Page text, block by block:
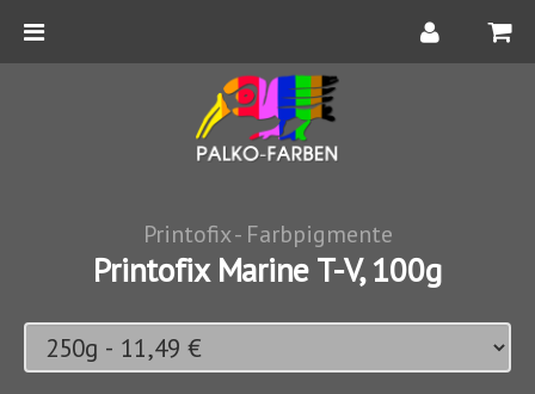
Printofix - Farbpigmente
Printofix Marine T-V, 100g